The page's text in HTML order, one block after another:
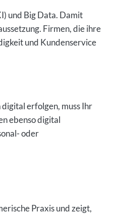
und Big Data. Damit
Firmen, die ihre
und Kundenservice
erfolgen, muss Ihr
ebenso digital
oder
Praxis und zeigt,